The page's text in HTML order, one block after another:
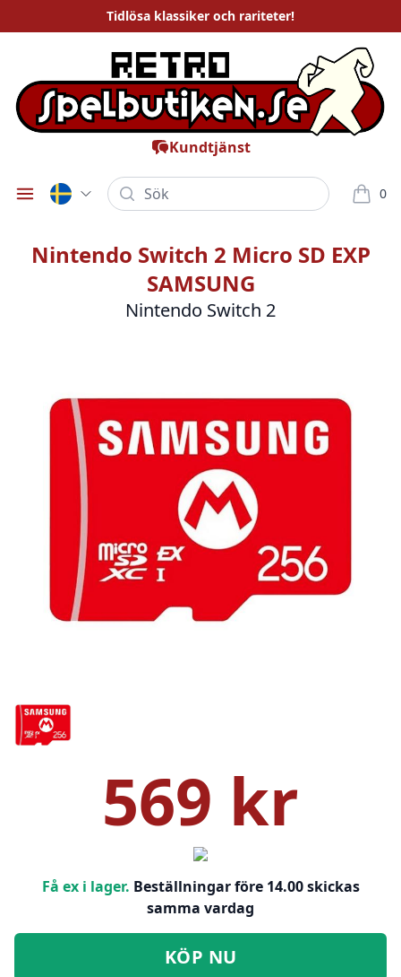
Tidlösa klassiker och rariteter!
Kundtjänst
Öppna meny
Sök 0
varor i
Nintendo Switch 2 Micro SD EXP
SAMSUNG
Nintendo Switch 2
569 kr
Få ex i lager. Beställningar före 14.00 skickas
samma vardag
KÖP NU